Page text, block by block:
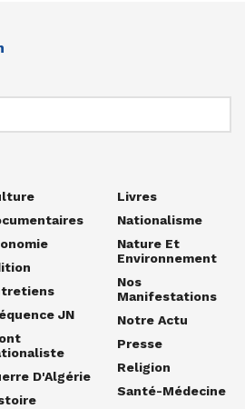
JN
D'Algérie
Livres
Nationalisme
Nature Et
Environnement
Nos
Manifestations
Notre Actu
Presse
Religion
Santé-Médecine